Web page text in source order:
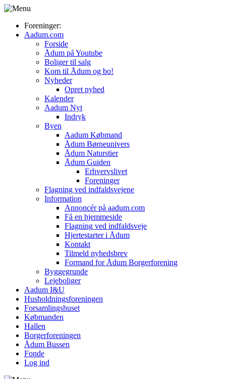
Foreninger:
Aadum.com
Forside
Ådum på Youtube
Boliger til salg
Kom til Ådum og bo!
Nyheder
Opret nyhed
Kalender
Aadum Nyt
Indryk
Byen
Aadum Købmand
Ådum Børneunivers
Ådum Naturstier
Ådum Guiden
Erhvervslivet
Foreninger
Flagning ved indfaldsvejene
Information
Annoncér på aadum.com
Få en hjemmeside
Flagning ved indfaldsveje
Hjertestarter i Ådum
Kontakt
Tilmeld nyhedsbrev
Formand for Ådum Borgerforening
Byggegrunde
Lejeboliger
Aadum I&U
Husholdningsforeningen
Forsamlingshuset
Købmanden
Hallen
Borgerforeningen
Ådum Bussen
Fonde
Log ind